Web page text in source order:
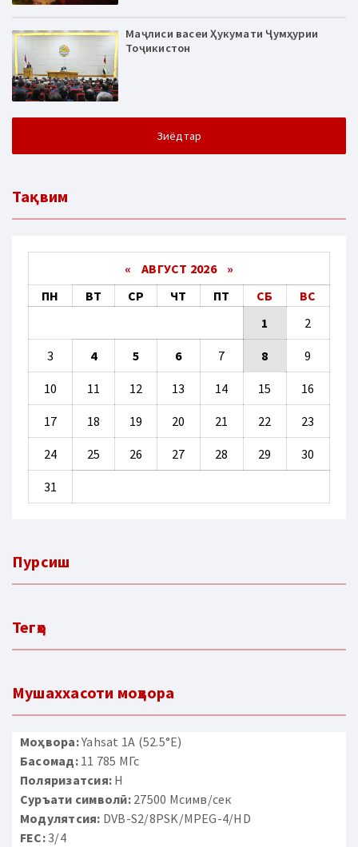
Маҷлиси васеи Ҳукумати Ҷумҳурии
Тоҷикистон
Зиёдтар
Тақвим
« АВГУСТ 2026 »
ПН
ВТ СР ЧТ ПТ СБ
ВС
1
2
3 4 5 6 7 8 9
10 11 12 13 14 15 16
17 18 19 20 21 22 23
24 25 26 27 28 29 30
31
Пурсиш
Тегҳо
Мушаххасоти моҳвора
Моҳвора:Yahsat 1A (52.5°E)
Басомад:11 785 МГс
Поляризатсия: H
Суръати символӣ:27500 Мсимв/сек
Модулятсия: DVB-S2/8PSK/MPEG-4/HD
FEC:3/4